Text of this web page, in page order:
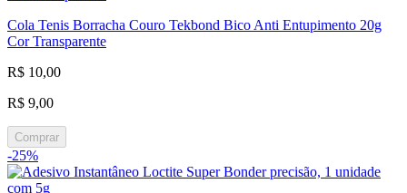
Cola Tenis Borracha Couro Tekbond Bico Anti Entupimento 20g
Cor Transparente
R$ 10,00
R$ 9,00
Comprar
-25%